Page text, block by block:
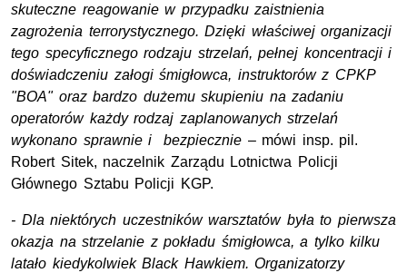
skuteczne reagowanie w przypadku zaistnienia
zagrożenia terrorystycznego. Dzięki właściwej organizacji
tego specyficznego rodzaju strzelań, pełnej koncentracji i
doświadczeniu załogi śmigłowca, instruktorów z CPKP
"BOA" oraz bardzo dużemu skupieniu na zadaniu
operatorów każdy rodzaj zaplanowanych strzelań
wykonano sprawnie i bezpiecznie – mówi insp. pil.
Robert Sitek, naczelnik Zarządu Lotnictwa Policji
Głównego Sztabu Policji KGP.
- Dla niektórych uczestników warsztatów była to pierwsza
okazja na strzelanie z pokładu śmigłowca, a tylko kilku
latało kiedykolwiek Black Hawkiem. Organizatorzy